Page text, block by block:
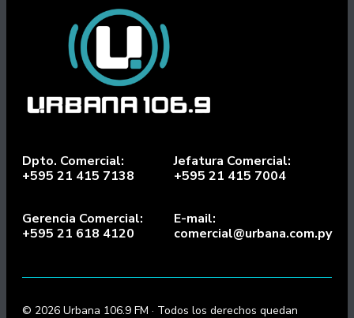
Dpto. Comercial:
+595 21 415 7138
Jefatura Comercial:
+595 21 415 7004
Gerencia Comercial:
+595 21 618 4120
E-mail:
comercial@urbana.com.py
© 2026 Urbana 106.9 FM · Todos los derechos quedan